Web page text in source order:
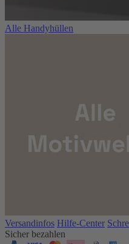
Alle Handyhüllen
Versandinfos Hilfe-Center
Sicher bezahlen